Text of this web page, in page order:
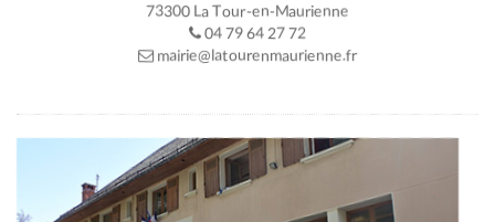
73300 La Tour-en-Maurienne
04 79 64 27 72
mairie@latourenmaurienne.fr